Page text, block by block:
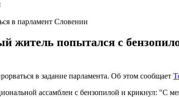
в парламент Словении
житель попытался с
в задание парламента. Об этом сообщает
ассамблеи с бензопилой и крикнул: "С